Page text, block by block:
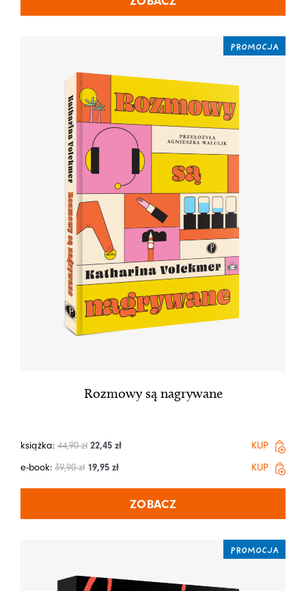
PROMOCJA
Rozmowy są nagrywane
książka: 44,90zł 22,45 zł
KUP
e-book: 39,90zł 19,95 zł KUP
ZOBACZ
PROMOCJA